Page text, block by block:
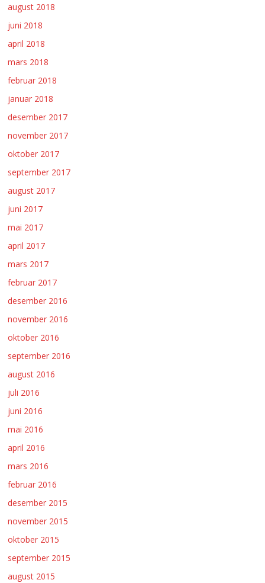
august 2018
juni 2018
april 2018
mars 2018
februar 2018
januar 2018
desember 2017
november 2017
oktober 2017
september 2017
august 2017
juni 2017
mai 2017
april 2017
mars 2017
februar 2017
desember 2016
november 2016
oktober 2016
september 2016
august 2016
juli 2016
juni 2016
mai 2016
april 2016
mars 2016
februar 2016
desember 2015
november 2015
oktober 2015
september 2015
august 2015